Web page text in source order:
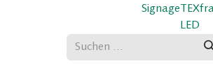
Signage
LED